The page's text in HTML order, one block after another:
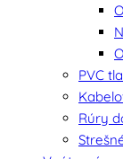
PVC
Rúry